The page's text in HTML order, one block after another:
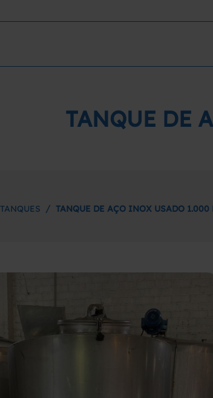
TANQUE DE
TANQUES / TANQUE DE AÇO INOX USADO 1.000